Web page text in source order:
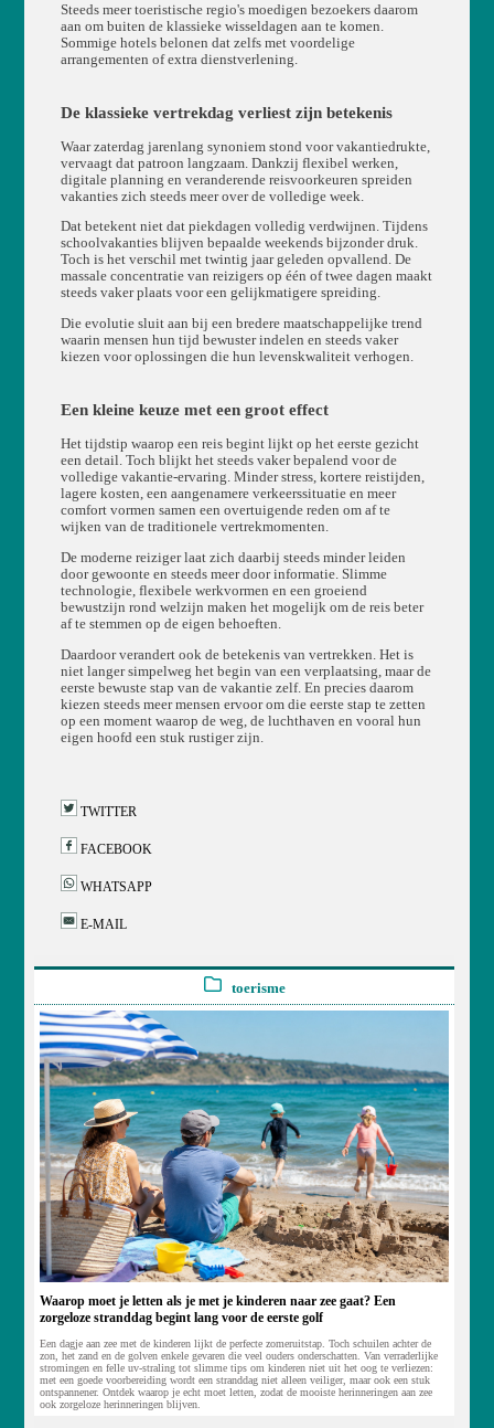
Steeds meer toeristische regio's moedigen bezoekers daarom
aan om buiten de klassieke wisseldagen aan te komen.
Sommige hotels belonen dat zelfs met voordelige
arrangementen of extra dienstverlening.
De klassieke vertrekdag verliest zijn betekenis
Waar zaterdag jarenlang synoniem stond voor vakantiedrukte,
vervaagt dat patroon langzaam. Dankzij flexibel werken,
digitale planning en veranderende reisvoorkeuren spreiden
vakanties zich steeds meer over de volledige week.
Dat betekent niet dat piekdagen volledig verdwijnen. Tijdens
schoolvakanties blijven bepaalde weekends bijzonder druk.
Toch is het verschil met twintig jaar geleden opvallend. De
massale concentratie van reizigers op één of twee dagen maakt
steeds vaker plaats voor een gelijkmatigere spreiding.
Die evolutie sluit aan bij een bredere maatschappelijke trend
waarin mensen hun tijd bewuster indelen en steeds vaker
kiezen voor oplossingen die hun levenskwaliteit verhogen.
Een kleine keuze met een groot effect
Het tijdstip waarop een reis begint lijkt op het eerste gezicht
een detail. Toch blijkt het steeds vaker bepalend voor de
volledige vakantie-ervaring. Minder stress, kortere reistijden,
lagere kosten, een aangenamere verkeerssituatie en meer
comfort vormen samen een overtuigende reden om af te
wijken van de traditionele vertrekmomenten.
De moderne reiziger laat zich daarbij steeds minder leiden
door gewoonte en steeds meer door informatie. Slimme
technologie, flexibele werkvormen en een groeiend
bewustzijn rond welzijn maken het mogelijk om de reis beter
af te stemmen op de eigen behoeften.
Daardoor verandert ook de betekenis van vertrekken. Het is
niet langer simpelweg het begin van een verplaatsing, maar de
eerste bewuste stap van de vakantie zelf. En precies daarom
kiezen steeds meer mensen ervoor om die eerste stap te zetten
op een moment waarop de weg, de luchthaven en vooral hun
eigen hoofd een stuk rustiger zijn.
TWITTER
FACEBOOK
WHATSAPP
E-MAIL
toerisme
Waarop moet je letten als je met je kinderen naar zee gaat? Een
zorgeloze stranddag begint lang voor de eerste golf
Een dagje aan zee met de kinderen lijkt de perfecte zomeruitstap. Toch schuilen achter de
zon, het zand en de golven enkele gevaren die veel ouders onderschatten. Van verraderlijke
stromingen en felle uv-straling tot slimme tips om kinderen niet uit het oog te verliezen:
met een goede voorbereiding wordt een stranddag niet alleen veiliger, maar ook een stuk
ontspannener. Ontdek waarop je echt moet letten, zodat de mooiste herinneringen aan zee
ook zorgeloze herinneringen blijven.